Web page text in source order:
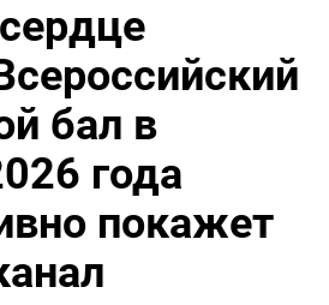
бал в
года
покажет